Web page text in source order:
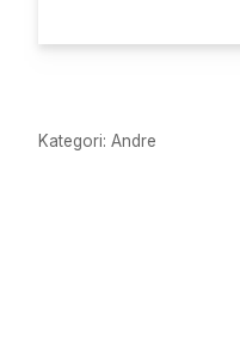
Kategori: Andre